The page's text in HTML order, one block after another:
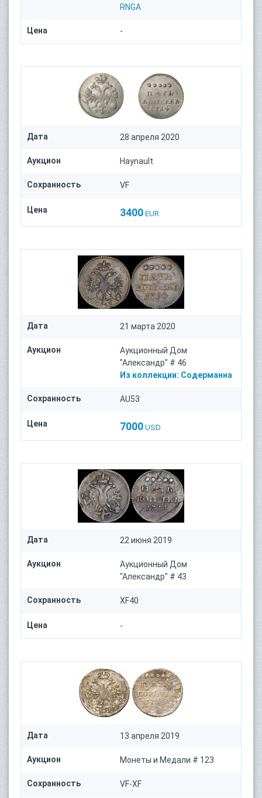
RNGA
Цена -
Дата 28 апреля 2020
Аукцион Haynault
Сохранность VF
Цена 3400 EUR
Дата 21 марта 2020
Аукцион
Аукционный Дом
"Александр" # 46
Из коллекции: Содерманна
Сохранность AU53
Цена 7000 USD
Дата 22 июня 2019
Аукцион
Аукционный Дом
"Александр" # 43
Сохранность XF40
Цена -
Дата 13 апреля 2019
Аукцион Монеты и Медали # 123
Сохранность VF-XF